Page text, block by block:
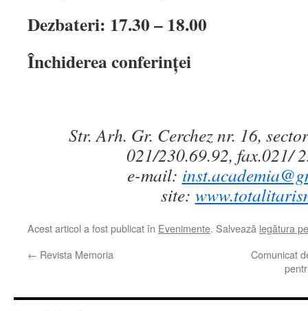
Dezbateri: 17.30 – 18.00
Închiderea conferinţei
Str. Arh. Gr. Cerchez nr. 16,
021/230.69.92, fax.021/
e-mail:
site:
Acest articol a fost publicat în Evenimente. Salvează legătura
← Revista Memoria
Comunicat